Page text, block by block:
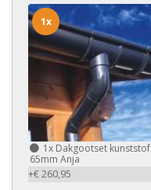
1x Dakgootset kunststof
65mm Anja
+€ 260,95
1x